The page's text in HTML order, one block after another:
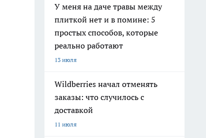
У меня на даче травы между
плиткой нет и в помине: 5
простых способов, которые
реально работают
13 июля
Wildberries начал отменять
заказы: что случилось с
доставкой
11 июля